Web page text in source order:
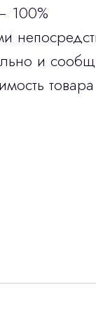
100%
и